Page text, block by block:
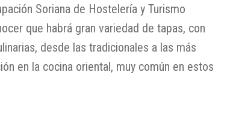
Soriana de Hostelería y Turismo
que habrá gran variedad de tapas, con
desde las tradicionales a las más
en la cocina oriental, muy común en estos